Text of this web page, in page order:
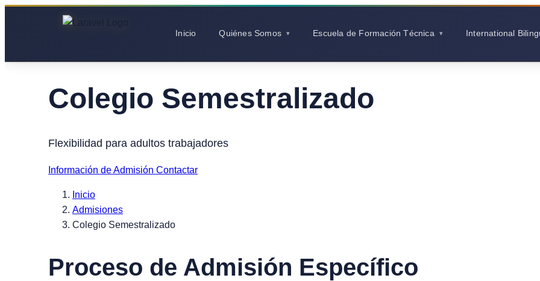
Inicio Quiénes Somos Escuela de Formación Técnica International
Colegio Semestralizado
Flexibilidad para adultos trabajadores
Información de Admisión Contactar
Inicio
Admisiones
Colegio Semestralizado
Proceso de Admisión Específico